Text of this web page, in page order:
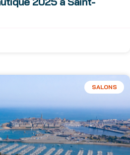
SALONS